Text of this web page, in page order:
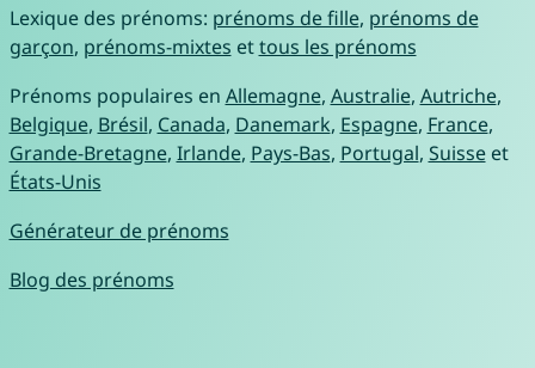
Lexique des prénoms: prénoms de fille, prénoms de
garçon, prénoms-mixtes ettous les prénoms
Prénoms populaires en Allemagne, Australie, Autriche,
Belgique, Brésil, Canada, Danemark, Espagne, France,
Grande-Bretagne, Irlande, Pays-Bas, Portugal, Suisseet
États-Unis
Générateur de prénoms
Blog des prénoms